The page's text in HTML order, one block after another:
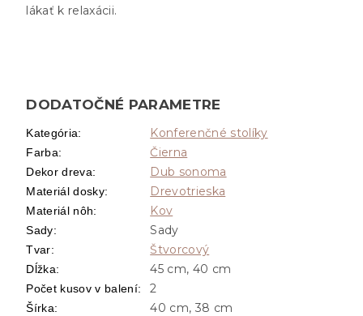
lákať k relaxácii.
DODATOČNÉ PARAMETRE
Kategória: Konferenčné stolíky
Farba: Čierna
Dekor dreva: Dub sonoma
Materiál dosky: Drevotrieska
Materiál nôh: Kov
Sady: Sady
Tvar: Štvorcový
Dĺžka: 45 cm, 40 cm
Počet kusov v balení: 2
Šírka: 40 cm, 38 cm